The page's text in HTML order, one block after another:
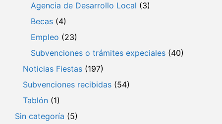
Agencia de Desarrollo Local (3)
Becas (4)
Empleo (23)
Subvenciones o trámites expeciales (40)
Noticias Fiestas (197)
Subvenciones recibidas (54)
Tablón (1)
Sin categoría (5)